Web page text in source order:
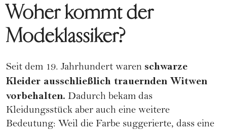
Woher kommt der
Modeklassiker?
Seit dem 19. Jahrhundert waren schwarze
Kleider ausschließlich trauernden Witwen
vorbehalten. Dadurch bekam das
Kleidungsstück aber auch eine weitere
Bedeutung: Weil die Farbe suggerierte, dass eine